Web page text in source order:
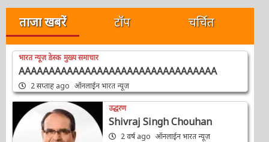
खोजें:
ताजा खबरें टॉप चर्चित
भारत न्यूज़ डेस्क मुख्य समाचार
AAAAAAAAAAAAAAAAAAAAAAAAAAAAAAAAA
2 सप्ताह ago ऑनलाईन भारत न्यूज़
उद्धरण
Shivraj Singh Chouhan
2 वर्ष ago ऑनलाईन भारत न्यूज़